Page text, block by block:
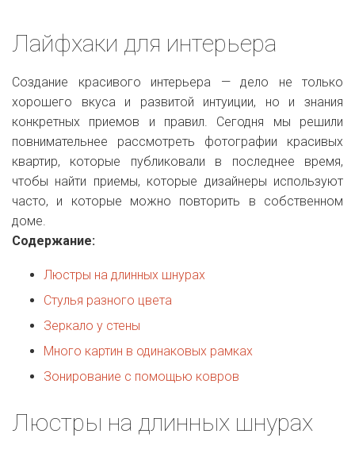
Лайфхаки для интерьера
Создание красивого интерьера — дело не только
хорошего вкуса и развитой интуиции, но и знания
конкретных приемов и правил. Сегодня мы решили
повнимательнее рассмотреть фотографии красивых
квартир, которые публиковали в последнее время,
чтобы найти приемы, которые дизайнеры используют
часто, и которые можно повторить в собственном
доме.
Содержание:
Люстры на длинных шнурах
Стулья разного цвета
Зеркало у стены
Много картин в одинаковых рамках
Зонирование с помощью ковров
Люстры на длинных шнурах